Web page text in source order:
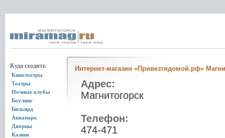
Куда сходить
Кинотеатры
Театры
Ночные клубы
Боулинг
Бильярд
Аквапарк
Дворцы
Казино
Интернет-магазин «Привезтидомой.рф»
Адрес:
Магнитогорск
Телефон:
474-471